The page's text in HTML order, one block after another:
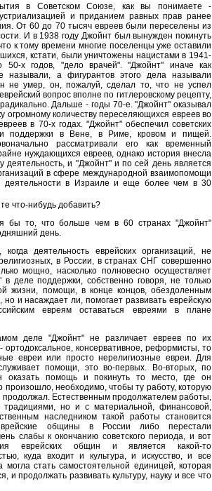
в Советском Союзе, как вы понимаете -
и приданием равных прав ранее
От 60 до 70 тысяч евреев были переселены из
И в 1938 году Джойнт был вынужден покинуть
к тому времени многие поселенцы уже оставили
кстати, были уничтожены нацистами в 1941-
х годов, "дело врачей". "Джойнт" иначе как
называли, а фигурантов этого дела называли
не умер, он, пожалуй, сделал то, что не успел
вопрос вполне по гитлеровскому рецепту,
Дальше - годы 70-е. "Джойнт" оказывал
количеству переселяющихся евреев во
в 70-х годах. "Джойнт" обеспечил советских
поддержки в Вене, в Риме, кровом и пищей.
рассматривали его как временный
нуждающихся евреев, однако история внесла
деятельность, и "Джойнт" и по сей день является
в сфере международной взаимопомощи
в Израиле и еще более чем в 30
что-нибудь добавить?
бы то, что больше чем в 60 странах "Джойнт"
день.
деятельность еврейских организаций, не
в России, в странах СНГ совершенно
мощно, насколько полновесно осуществляет
деле поддержки, собственно говоря, не только
жизни, помощи, в конце концов, обездоленным
и насаждает ли, помогает развивать еврейскую
евреям оставаться евреями в плане
деле "Джойнт" не различает евреев по их
консервативное, реформисты, то
евреи или просто нерелигиозные евреи. Для
помощи, это во-первых. Во-вторых, по
оказать помощь и покинуть то место, где он
произошло, необходимо, чтобы ту работу, которую
продолжал. Естественным продолжателем работы,
традициями, но и с материальной, финансовой,
наследником такой работы становится
общины в России либо перестали
слабы к окончанию советского периода, и вот
еврейских общин и является какой-то
куда входит и культура, и искусство, и все
стать самостоятельной единицей, которая
продолжать развивать культуру, науку и все что